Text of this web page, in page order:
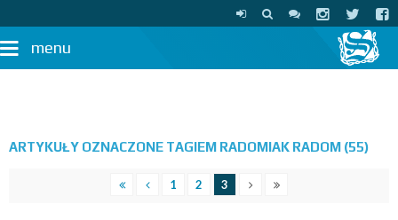
menu
ARTYKUŁY OZNACZONE TAGIEM RADOMIAK RADOM (55)
1 2 3